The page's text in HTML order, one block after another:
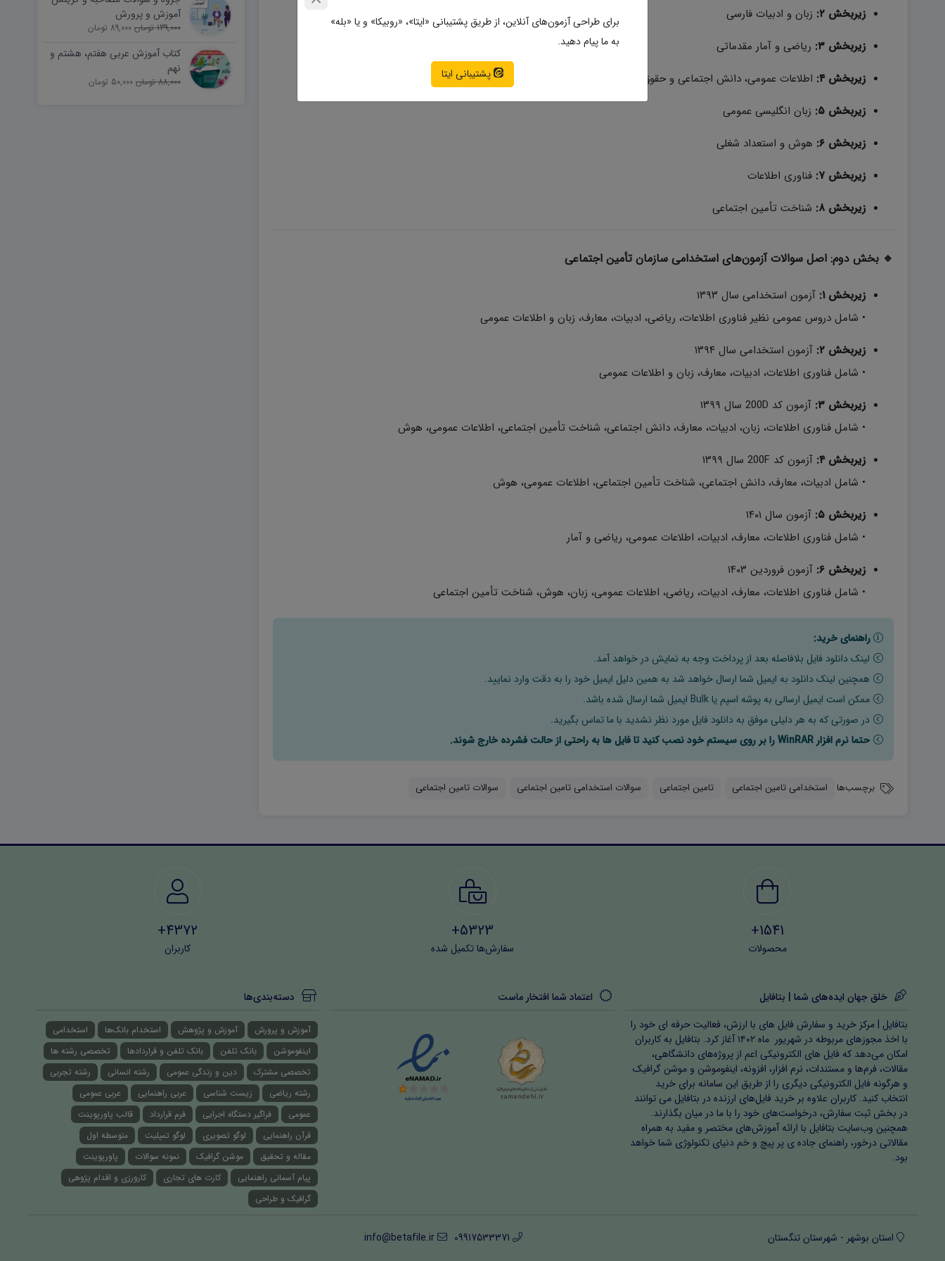
زیر‌بخش ۲:
زبان و ادبیات فارسی
زیر‌بخش ۳:
ریاضی و آمار مقدماتی
زیر‌بخش ۴:
اطلاعات عمومی، دانش اجتماعی و حقوق اساسی
زیر‌بخش ۵:
زبان انگلیسی عمومی
زیر‌بخش ۶:
هوش و استعداد شغلی
زیر‌بخش ۷:
فناوری اطلاعات
زیر‌بخش ۸:
شناخت تأمین اجتماعی
🔹 بخش دوم: اصل سوالات آزمون‌های استخدامی سازمان تأمین اجتماعی
زیر‌بخش ۱: آزمون استخدامی سال ۱۳۹۳
• شامل دروس عمومی نظیر فناوری اطلاعات، ریاضی، ادبیات، معارف، زبان و اطلاعات عمومی
زیر‌بخش ۲:
آزمون استخدامی سال ۱۳۹۴
• شامل فناوری اطلاعات، ادبیات، معارف، زبان و اطلاعات عمومی
زیر‌بخش ۳:
آزمون کد 200D سال ۱۳۹۹
• شامل فناوری اطلاعات، زبان، ادبیات، معارف، دانش اجتماعی، شناخت تأمین اجتماعی، اطلاعات عمومی، هوش
زیر‌بخش ۴:
آزمون کد 200F سال ۱۳۹۹
• شامل ادبیات، معارف، دانش اجتماعی، شناخت تأمین اجتماعی، اطلاعات عمومی، هوش
زیر‌بخش ۵:
آزمون سال ۱۴۰۱
• شامل فناوری اطلاعات، معارف، ادبیات، اطلاعات عمومی، ریاضی و آمار
زیر‌بخش ۶:
آزمون فروردین ۱۴۰۳
• شامل فناوری اطلاعات، معارف، ادبیات، ریاضی، اطلاعات عمومی، زبان، هوش، شناخت تأمین اجتماعی
راهنمای خرید:
لینک دانلود فایل بلافاصله بعد از پرداخت وجه به نمایش در خواهد آمد.
همچنین لینک دانلود به ایمیل شما ارسال خواهد شد به همین دلیل ایمیل خود را به دقت وارد نمایید.
ممکن است ایمیل ارسالی به پوشه اسپم یا Bulk ایمیل شما ارسال شده باشد.
در صورتی که به هر دلیلی موفق به دانلود فایل مورد نظر نشدید با ما تماس بگیرید.
حتما نرم افزار WinRAR را بر روی سیستم خود نصب کنید تا فایل ها به راحتی از حالت فشرده خارج شوند.
برچسب‌ها استخدامی تامین اجتماعی تامین اجتماعی سوالات استخدامی تامین اجتماعی سوالات تامین اجتماعی
آموزش و پرورش
139,000 تومان 89,000 تومان
کتاب آموزش عربی هفتم، هشتم و
نهم
88,000 تومان 50,000 تومان
1541+
محصولات
5323+
سفارش‌ها تکمیل شده
4372+
کاربران
خلق جهان ایده‌های شما | بتافایل
بتافایل | مرکز خرید و سفارش فایل های با ارزش، فعالیت حرفه ای خود را
با اخذ مجوزهای مربوطه در شهریور ماه ۱۴۰۲ آغاز کرد. بتافایل به کاربران
امکان می‌دهد که فایل های الکترونیکی اعم از پروژه‌های دانشگاهی،
مقالات، فرم‌ها و مستندات، نرم افزار، افزونه، اینفوموشن و موشن گرافیک
و هرگونه فایل الکترونیکی دیگری را از طریق این سامانه برای خرید
انتخاب کنید. کاربران علاوه بر خرید فایل‌های ارزنده در بتافایل می توانند
در بخش ثبت سفارش، درخواست‌های خود را با ما در میان بگذارند.
همچنین وب‌سایت بتافایل با ارائه آموزش‌های مختصر و مفید به همراه
مقالاتی درخور، راهنمای جاده ی پر پیچ و خم دنیای تکنولوژی شما خواهد
بود.
اعتماد شما افتخار ماست دسته‌بندی‌ها
آموزش و پرورش آموزش و پژوهش استخدام بانک‌ها
استخدامی
اینفوموشن
بانک تلفن بانک تلفن و قراردادها
تخصصی رشته ها
تخصصی مشترک
دین و زندگی عمومی رشته انسانی
رشته تجربی
رشته ریاضی
زیست شناسی عربی راهنمایی
عربی عمومی
عمومی
فراگیر دستگاه اجرایی فرم قرارداد
قالب پاورپوینت
قرآن راهنمایی
لوگو تصویری لوگو تمپلیت
متوسطه اول
مقاله و تحقیق
موشن گرافیک نمونه سوالات
پاورپوینت
پیام آسمانی راهنمایی
کارت های تجاری
کارورزی و اقدام پژوهی
گرافیک و طراحی
استان بوشهر - شهرستان تنگستان 09917533371
info@betafile.ir
برای طراحی آزمون‌های آنلاین، از طریق پشتیبانی «ایتا»، «روبیکا» و یا «بله»
به ما پیام دهید.
پشتیبانی ایتا